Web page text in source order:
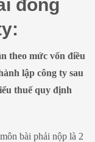
đóng
theo mức vốn điều
lập công ty sau
thuế quy định
bài phải nộp là 2